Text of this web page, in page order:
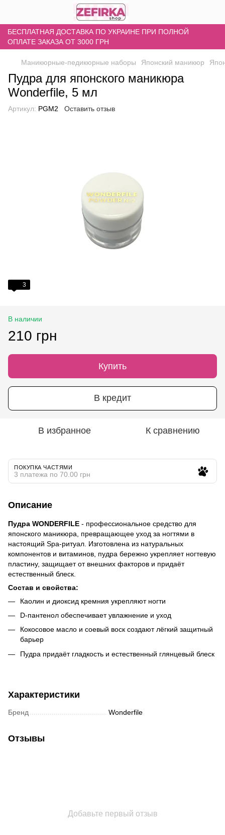
БЕСПЛАТНАЯ ДОСТАВКА ПО УКРАИНЕ ПРИ ПОЛНОЙ
ОПЛАТЕ ЗАКАЗА ОТ 3000 ГРН
Маникюрные-педикюрные наборы Японский маникюр
Пудра для японского маникюра
Wonderfile, 5 мл
Артикул: PGM2 Оставить отзыв
3
В наличии
210 грн
Купить
В кредит
В избранное К сравнению
ПОКУПКА ЧАСТЯМИ
3 платежа по 70.00 грн
Описание
Пудра WONDERFILE - профессиональное средство для
японского маникюра, превращающее уход за ногтями в
настоящий Spa-ритуал. Изготовлена из натуральных
компонентов и витаминов, пудра бережно укрепляет ногтевую
пластину, защищает от внешних факторов и придаёт
естественный блеск.
Состав и свойства:
Каолин и диоксид кремния укрепляют ногти
D-пантенол обеспечивает увлажнение и уход
Кокосовое масло и соевый воск создают лёгкий защитный
барьер
Пудра придаёт гладкость и естественный глянцевый блеск
Характеристики
Бренд Wonderfile
Отзывы
Добавьте первый отзыв